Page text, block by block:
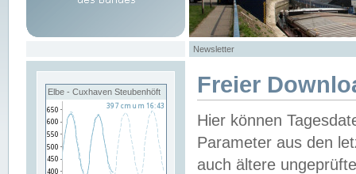
Newsletter
Elbe - Cuxhaven Steubenhöft Freier
Hier können
Parameter aus den
auch ältere